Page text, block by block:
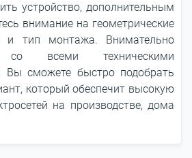
устройство, дополнительным
внимание на геометрические
и тип монтажа. Внимательно
со всеми техническими
Вы сможете быстро подобрать
который обеспечит высокую
на производстве, дома